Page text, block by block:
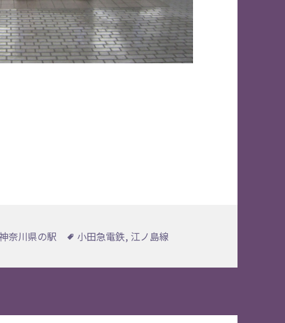
奈川県の駅
タ
小田急電鉄, 江ノ島線